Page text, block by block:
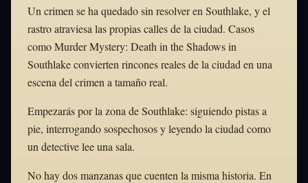
Un crimen se ha quedado sin resolver en Southlake, y el
rastro atraviesa las propias calles de la ciudad. Casos
como Murder Mystery: Death in the Shadows in
Southlake convierten rincones reales de la ciudad en una
escena del crimen a tamaño real.
Empezarás por la zona de Southlake: siguiendo pistas a
pie, interrogando sospechosos y leyendo la ciudad como
un detective lee una sala.
No hay dos manzanas que cuenten la misma historia. En